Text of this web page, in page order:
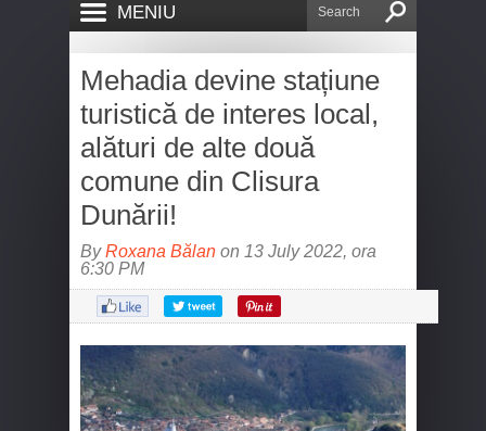
MENIU
Mehadia devine stațiune
turistică de interes local,
alături de alte două
comune din Clisura
Dunării!
ByRoxana Bălan on 13 July 2022, ora
6:30 PM